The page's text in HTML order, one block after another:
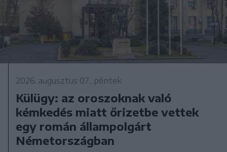
2026. augusztus 07., péntek
Külügy: az oroszoknak való
kémkedés miatt őrizetbe vettek
egy román állampolgárt
Németországban